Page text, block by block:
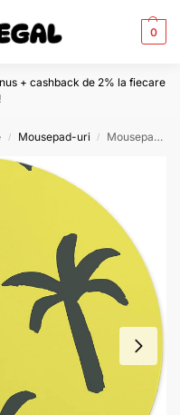
0
+ cashback de 2% la fiecare
/ Mousepad-uri / Mousepad 22 Cm